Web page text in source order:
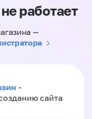
работает
—
-
сайта